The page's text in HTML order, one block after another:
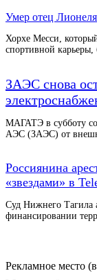
Умер отец
Хорхе Месси,
спортивной
ЗАЭС снова
МАГАТЭ в субботу
АЭС (ЗАЭС) от
Россиянина
«звездами» в
Суд Нижнего Тагила
финансировании
Рекламное место